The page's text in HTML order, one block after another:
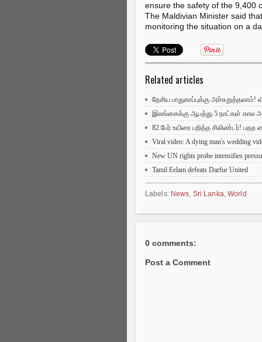
ensure the safety of the 9,400
The Maldivian Minister said
monitoring the situation on a
Related articles
தேசிய பாதுகாப்புக்கு அச்சுறுத்தலாம்!
இலங்கைக்கு ஆபத்து 5 நாட்கள் கால
82 பேர் உயிரை பறித்த சிலிண்டர்! பதற
Viral video: A dying man's wedding
New UN rights probe intensifies
Tamil Eelam defeats Darfur United
Labels: News Sri Lanka ,World
0 comments:
Post a Comment